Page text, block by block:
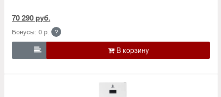
70 290 руб.
Бонусы: 0 р. ?
